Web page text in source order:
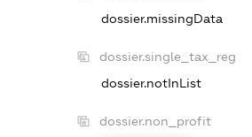
dossier.missingData
dossier.single_tax_reg
dossier.notInList
dossier.non_profit